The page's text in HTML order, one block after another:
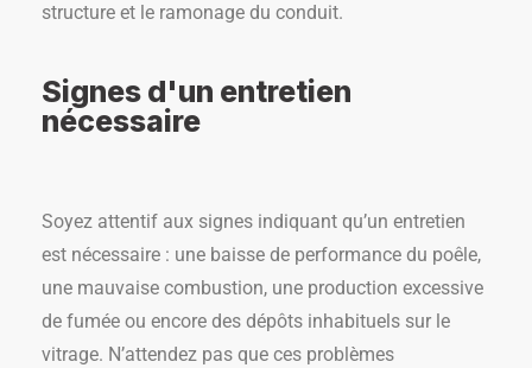
structure et le ramonage du conduit.
Signes d'un entretien
nécessaire
Soyez attentif aux signes indiquant qu’un entretien
est nécessaire : une baisse de performance du poêle,
une mauvaise combustion, une production excessive
de fumée ou encore des dépôts inhabituels sur le
vitrage. N’attendez pas que ces problèmes